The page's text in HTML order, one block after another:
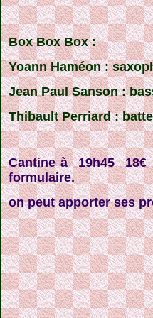
Box Box Box :
Yoann Haméon:
Jean Paul Sanson:
Thibault Perriard:
Cantine à 19h45 18€
formulaire.
on peut apporter ses